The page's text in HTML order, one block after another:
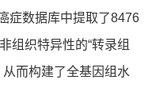
症数据库中提取了8476
组织特异性的“转录组
而构建了全基因组水